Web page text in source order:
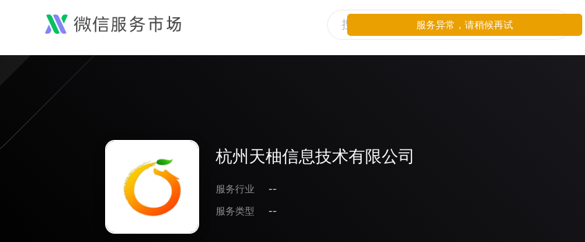
杭州天柚信息技术有限公司
服务行业
--
服务类型
--
服务异常，请稍候再试